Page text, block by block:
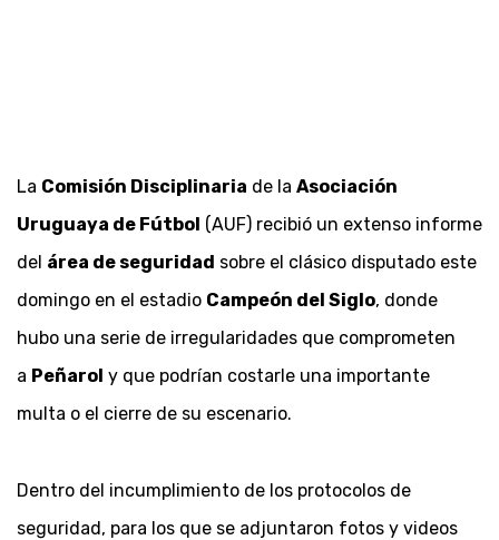
La Comisión Disciplinaria de la Asociación
Uruguaya de Fútbol (AUF) recibió un extenso informe
del área de seguridad sobre el clásico disputado este
domingo en el estadio Campeón del Siglo, donde
hubo una serie de irregularidades que comprometen
a Peñarol y que podrían costarle una importante
multa o el cierre de su escenario.
Dentro del incumplimiento de los protocolos de
seguridad, para los que se adjuntaron fotos y videos